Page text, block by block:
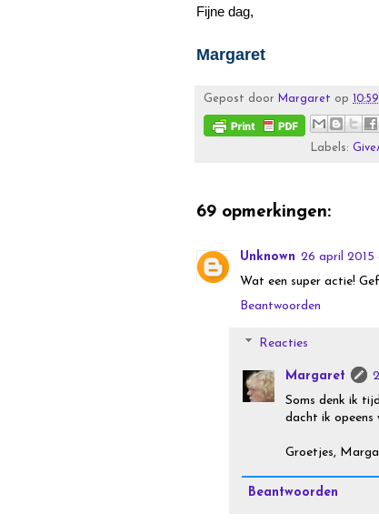
Fijne dag,
Margaret
Gepost door Margaret op 10:59
Labels:
69 opmerkingen:
Unknown 26 april 2015
Wat een super actie!
Beantwoorden
Reacties
Margaret
Soms denk ik
dacht ik opeens
Groetjes,
Beantwoorden